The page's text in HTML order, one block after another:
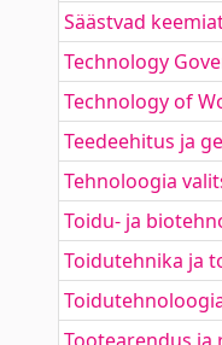
Säästvad
Technology
Technology of
Teedeehitus ja
Tehnoloogia
Toidu- ja
Toidutehnika ja